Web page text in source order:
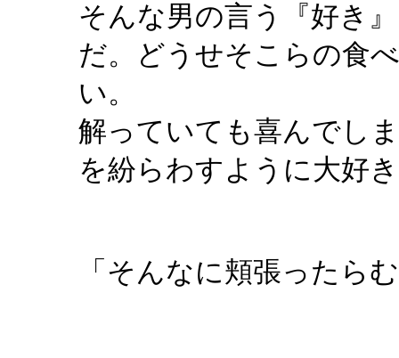
そんな男の言う『好き
だ。どうせそこらの食
い。
解っていても喜んでし
を紛らわすように大好
「そんなに頬張ったら